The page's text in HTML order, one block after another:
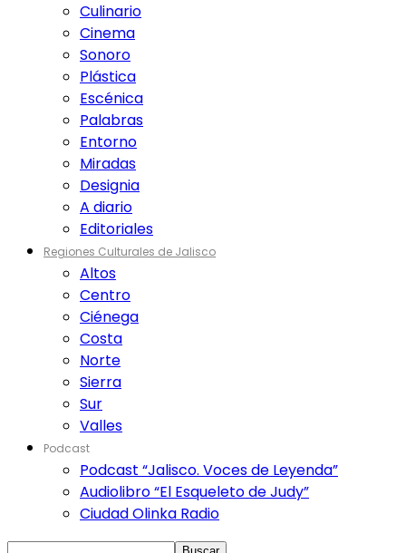
Culinario
Cinema
Sonoro
Plástica
Escénica
Palabras
Entorno
Miradas
Designia
A diario
Editoriales
Regiones Culturales de Jalisco
Altos
Centro
Ciénega
Costa
Norte
Sierra
Sur
Valles
Podcast
Podcast “Jalisco. Voces de Leyenda”
Audiolibro “El Esqueleto de Judy”
Ciudad Olinka Radio